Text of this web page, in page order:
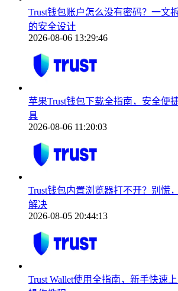
Trust钱包账户怎么没有密码？一文
的安全设计
2026-08-06 13:29:46
苹果Trust钱包下载全指南，安全便
具
2026-08-06 11:20:03
Trust钱包内置浏览器打不开？别慌
解决
2026-08-05 20:44:13
Trust Wallet使用全指南，新手快速